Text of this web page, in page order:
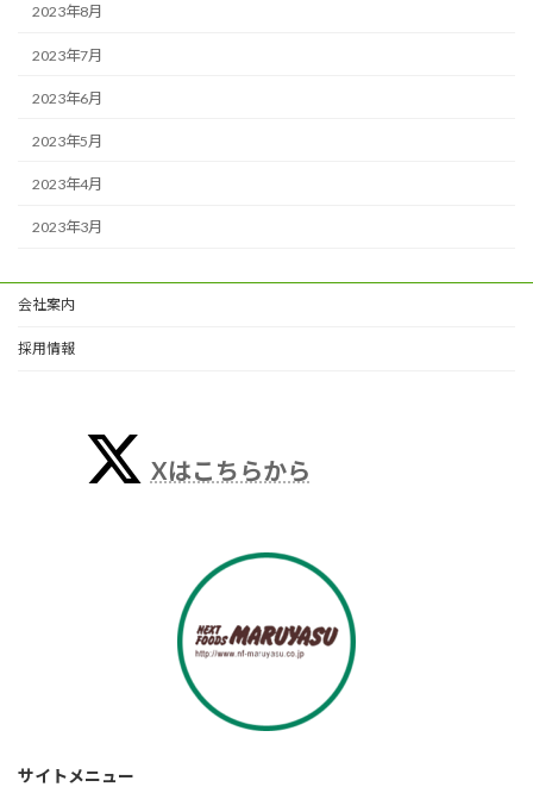
2023年8月
2023年7月
2023年6月
2023年5月
2023年4月
2023年3月
会社案内
採用情報
Xはこちらから
サイトメニュー